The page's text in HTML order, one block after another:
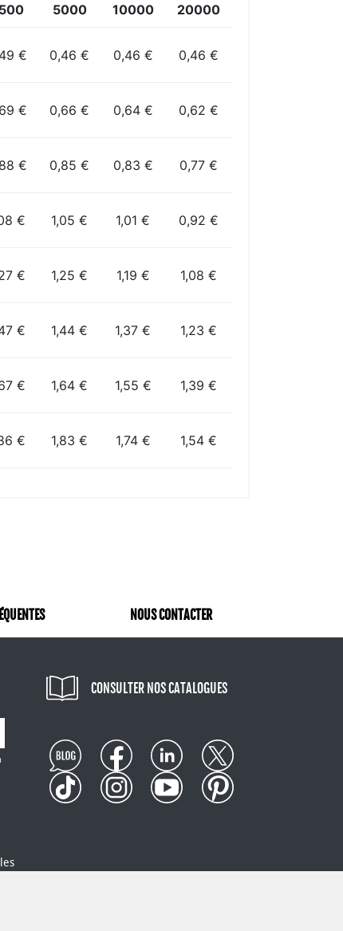
5000 10000 20000
€ 0,46 € 0,46 € 0,46 €
€ 0,66 € 0,64 € 0,62 €
€ 0,85 € 0,83 € 0,77 €
€ 1,05 € 1,01 € 0,92 €
€ 1,25 € 1,19 € 1,08 €
€ 1,44 € 1,37 € 1,23 €
€ 1,64 € 1,55 € 1,39 €
€ 1,83 € 1,74 € 1,54 €
NOUS CONTACTER
CONSULTER NOS CATALOGUES